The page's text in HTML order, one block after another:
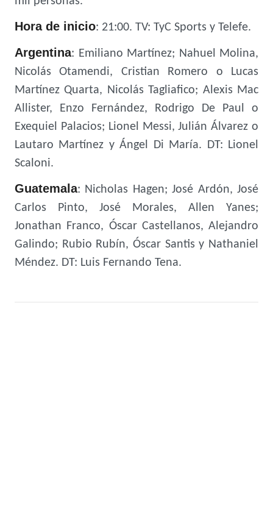
Hora de inicio: 21:00. TV: TyC Sports y Telefe.
Argentina: Emiliano Martínez; Nahuel Molina,
Nicolás Otamendi, Cristian Romero o Lucas
Martínez Quarta, Nicolás Tagliafico; Alexis Mac
Allister, Enzo Fernández, Rodrigo De Paul o
Exequiel Palacios; Lionel Messi, Julián Álvarez o
Lautaro Martínez y Ángel Di María. DT: Lionel
Scaloni.
Guatemala: Nicholas Hagen; José Ardón, José
Carlos Pinto, José Morales, Allen Yanes;
Jonathan Franco, Óscar Castellanos, Alejandro
Galindo; Rubio Rubín, Óscar Santis y Nathaniel
Méndez. DT: Luis Fernando Tena.